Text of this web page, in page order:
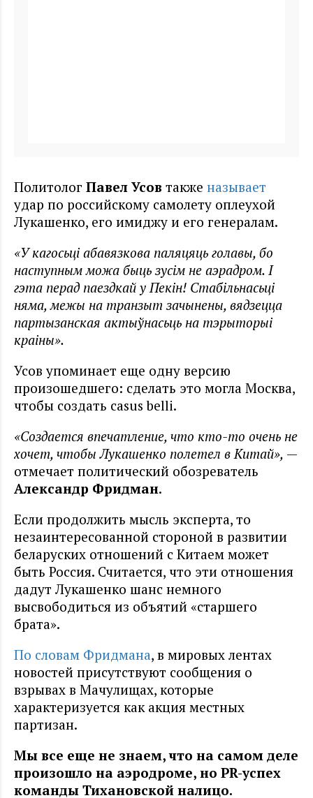
Политолог Павел Усов также называет
удар по российскому самолету оплеухой
Лукашенко, его имиджу и его генералам.
«У кагосьці абавязкова паляцяць голавы, бо
наступным можа быць зусім не аэрадром. І
гэта перад паездкай у Пекін! Стабільнасьці
няма, межы на транзыт зачынены, вядзецца
партызанская актыўнасьць на тэрыторыі
краіны».
Усов упоминает еще одну версию
произошедшего: сделать это могла Москва,
чтобы создать casus belli.
«Создается впечатление, что кто-то очень не
хочет, чтобы Лукашенко полетел в Китай», —
отмечает политический обозреватель
Александр Фридман.
Если продолжить мысль эксперта, то
незаинтересованной стороной в развитии
беларуских отношений с Китаем может
быть Россия. Считается, что эти отношения
дадут Лукашенко шанс немного
высвободиться из объятий «старшего
брата».
По словам Фридмана, в мировых лентах
новостей присутствуют сообщения о
взрывах в Мачулищах, которые
характеризуется как акция местных
партизан.
Мы все еще не знаем, что на самом деле
произошло на аэродроме, но PR-успех
команды Тихановской налицо.